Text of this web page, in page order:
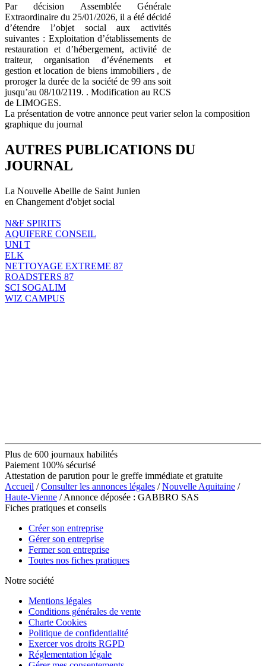
Par décision Assemblée Générale
Extraordinaire du 25/01/2026, il a été décidé
d’étendre l’objet social aux activités
suivantes : Exploitation d’établissements de
restauration et d’hébergement, activité de
traiteur, organisation d’événements et
gestion et location de biens immobiliers , de
proroger la durée de la société de 99 ans soit
jusqu’au 08/10/2119. . Modification au RCS
de LIMOGES.
La présentation de votre annonce peut varier selon la composition
graphique du journal
AUTRES PUBLICATIONS DU
JOURNAL
La Nouvelle Abeille de Saint Junien
en Changement d'objet social
N&F SPIRITS
AQUIFERE CONSEIL
UNI T
ELK
NETTOYAGE EXTREME 87
ROADSTERS 87
SCI SOGALIM
WIZ CAMPUS
Plus de 600 journaux habilités
Paiement 100% sécurisé
Attestation de parution pour le greffe immédiate et gratuite
Accueil /Consulter les annonces légales /Nouvelle Aquitaine /
Haute-Vienne / Annonce déposée : GABBRO SAS
Fiches pratiques et conseils
Créer son entreprise
Gérer son entreprise
Fermer son entreprise
Toutes nos fiches pratiques
Notre société
Mentions légales
Conditions générales de vente
Charte Cookies
Politique de confidentialité
Exercer vos droits RGPD
Réglementation légale